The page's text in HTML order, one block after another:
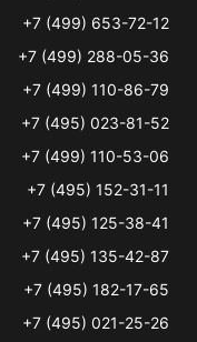
+7 (499) 653-72-12
+7 (499) 288-05-36
+7 (499) 110-86-79
+7 (495) 023-81-52
+7 (499) 110-53-06
+7 (495) 152-31-11
+7 (495) 125-38-41
+7 (495) 135-42-87
+7 (495) 182-17-65
+7 (495) 021-25-26